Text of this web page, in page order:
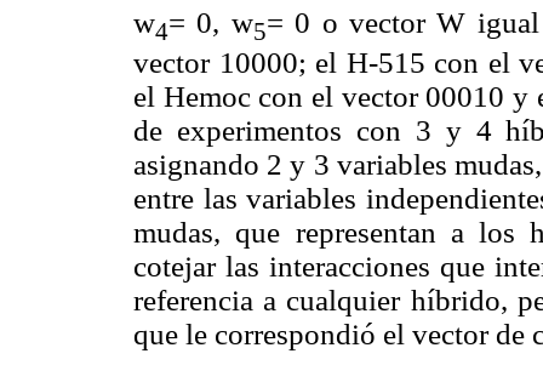
w4= 0, w5= 0 o vector W igual
vector 10000; el H-515 con el
el Hemoc con el vector 00010 y
de experimentos con 3 y 4
asignando 2 y 3 variables
entre las variables
mudas, que representan a
cotejar las interacciones que
referencia a cualquier híbrido,
que le correspondió el vector de